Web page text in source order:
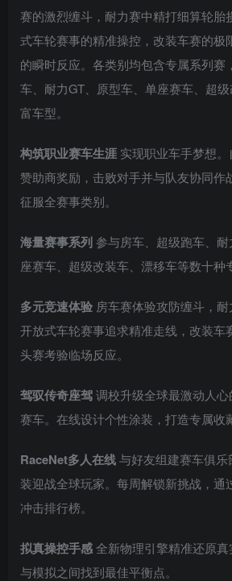
赛的激烈缠斗，耐力赛中精打细算轮胎
式车轮赛事的精准操控，改装车赛的极
的瞬时反应。各类别均包含专属系列赛
车、耐力GT、原型车、单座赛车、超
富车型。
构筑职业赛车生涯 实现职业车手梦想
赞助商奖励，击败对手并与队友协同作
征服全赛事类别。
海量赛事系列参与房车、超级跑车、
座赛车、超级改装车、漂移车等数十种
多元竞速体验 房车赛体验攻防缠斗，
开放式车轮赛事追求精准走线，改装车
头赛考验临场反应。
驾驭传奇座驾调校升级全球最激动人
赛车。在线设计个性涂装，打造专属收
RaceNet多人在线与好友组建赛车俱
装迎战全球玩家。每周解锁新挑战，通
冲击排行榜。
拟真操控手感全新物理引擎精准还原
与模拟之间找到最佳平衡点。